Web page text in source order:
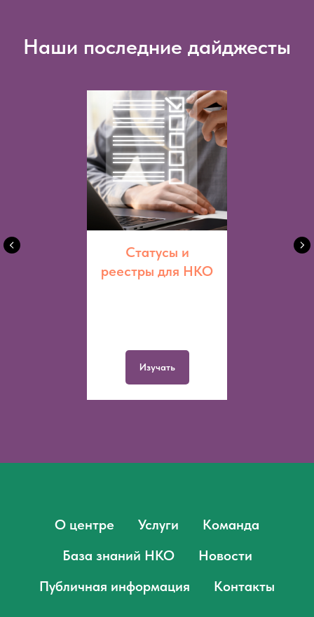
Наши последние дайджесты
Статусы и
реестры для НКО
Изучать
О центре Услуги
Команда
База знаний НКО
Новости
Публичная информация
Контакты